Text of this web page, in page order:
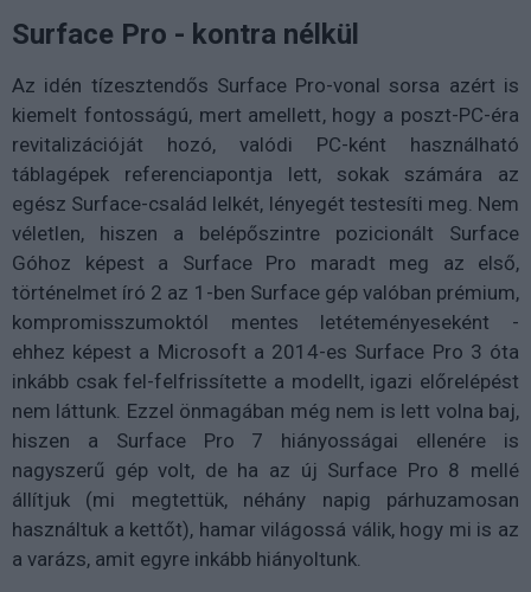
Surface Pro - kontra nélkül
Az idén tízesztendős Surface Pro-vonal sorsa azért is
kiemelt fontosságú, mert amellett, hogy a poszt-PC-éra
revitalizációját hozó, valódi PC-ként használható
táblagépek referenciapontja lett, sokak számára az
egész Surface-család lelkét, lényegét testesíti meg. Nem
véletlen, hiszen a belépőszintre pozicionált Surface
Góhoz képest a Surface Pro maradt meg az első,
történelmet író 2 az 1-ben Surface gép valóban prémium,
kompromisszumoktól mentes letéteményeseként -
ehhez képest a Microsoft a 2014-es Surface Pro 3 óta
inkább csak fel-felfrissítette a modellt, igazi előrelépést
nem láttunk. Ezzel önmagában még nem is lett volna baj,
hiszen a Surface Pro 7 hiányosságai ellenére is
nagyszerű gép volt, de ha az új Surface Pro 8 mellé
állítjuk (mi megtettük, néhány napig párhuzamosan
használtuk a kettőt), hamar világossá válik, hogy mi is az
a varázs, amit egyre inkább hiányoltunk.